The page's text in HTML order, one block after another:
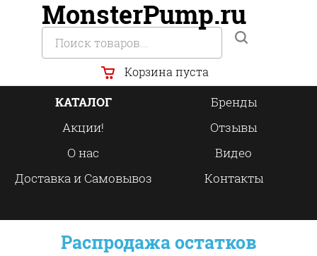
MonsterPump.ru
Корзина пуста
КАТАЛОГ
Бренды
Акции!
Отзывы
О нас
Видео
Доставка и Самовывоз
Контакты
Распродажа остатков